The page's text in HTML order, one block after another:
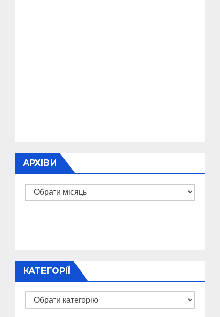
АРХІВИ
Архіви
КАТЕГОРІЇ
Категорії